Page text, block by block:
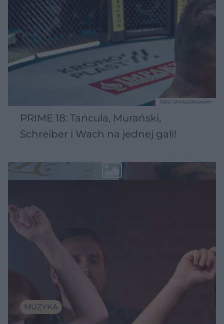
PRIME 18: Tańcula, Murański,
Schreiber i Wach na jednej gali!
TEKST SPONSOROWANY
MUZYKA